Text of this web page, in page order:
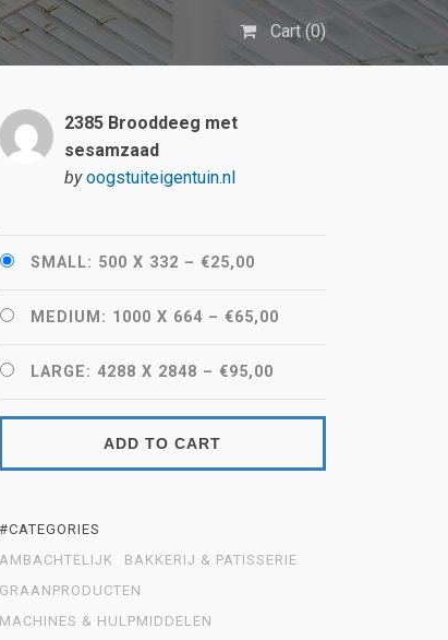
Cart (0)
2385 Brooddeeg met
sesamzaad
by oogstuiteigentuin.nl
SMALL: 500 X 332 – €25,00
MEDIUM: 1000 X 664 – €65,00
LARGE: 4288 X 2848 – €95,00
ADD TO CART
#CATEGORIES
AMBACHTELIJK
BAKKERIJ & PATISSERIE
GRAANPRODUCTEN
MACHINES & HULPMIDDELEN